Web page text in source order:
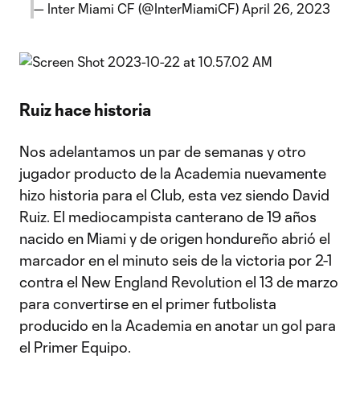
— Inter Miami CF (@InterMiamiCF) April 26, 2023
Ruiz hace historia
Nos adelantamos un par de semanas y otro
jugador producto de la Academia nuevamente
hizo historia para el Club, esta vez siendo David
Ruiz. El mediocampista canterano de 19 años
nacido en Miami y de origen hondureño abrió el
marcador en el minuto seis de la victoria por 2-1
contra el New England Revolution el 13 de marzo
para convertirse en el primer futbolista
producido en la Academia en anotar un gol para
el Primer Equipo.